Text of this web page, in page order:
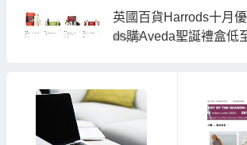
英國百貨Harrods十月優惠
ds購Aveda聖誕禮盒低
10/29